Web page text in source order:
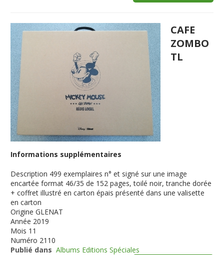
CAFE
ZOMBO
TL
Informations supplémentaires
Description 499 exemplaires n° et signé sur une image
encartée format 46/35 de 152 pages, toilé noir, tranche dorée
+ coffret illustré en carton épais présenté dans une valisette
en carton
Origine GLENAT
Année 2019
Mois 11
Numéro 2110
Publié dans Albums Editions Spéciales